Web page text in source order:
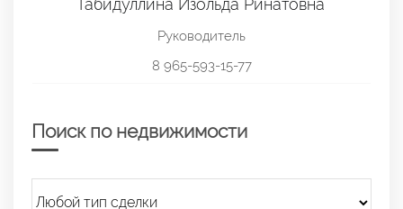
Руководитель
8 965-593-15-77
Поиск по недвижимости